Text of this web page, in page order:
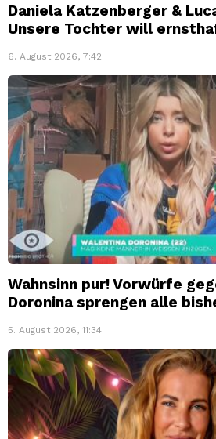
Daniela Katzenberger &
Unsere Tochter will
6. August 2026, 7:42
Wahnsinn pur! Vorwürfe
Doronina sprengen alle
5. August 2026, 11:34